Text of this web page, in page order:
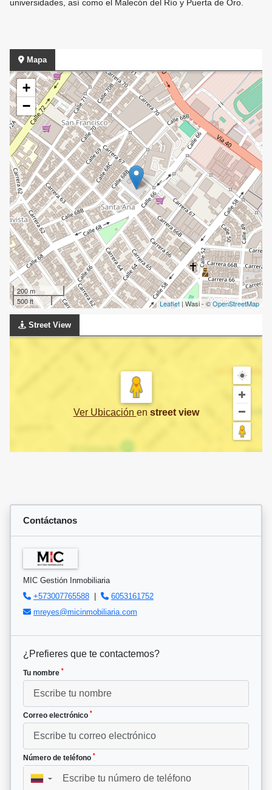
universidades, así como el Malecón del Río y Puerta de Oro.
Mapa
+
−
200 m
500 ft
Leaflet | Wasi - ©OpenStreetMap
Street View
Ver Ubicación en street view
Contáctanos
MIC Gestión Inmobiliaria
+573007765588 |
6053161752
mreyes@micinmobiliaria.com
¿Prefieres que te contactemos?
Tu nombre *
Correo electrónico *
Número de teléfono *
▼